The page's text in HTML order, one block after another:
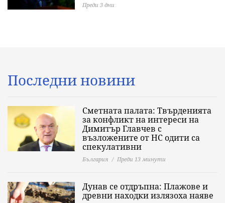
Преди 3 дни
Последни новини
Сметната палата: Твърденията
за конфликт на интереси на
Димитър Главчев с
възложените от НС одити са
спекулативни
България Преди 13 минути
Дунав се отдръпна: Плажове и
древни находки излязоха наяве